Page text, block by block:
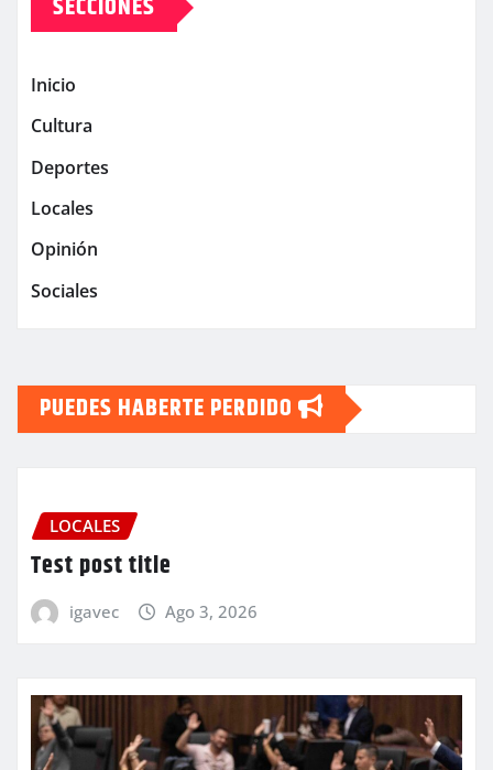
Inicio
Cultura
Deportes
Locales
Opinión
Sociales
PUEDES HABERTE PERDIDO
LOCALES
Test post title
igavec Ago 3, 2026